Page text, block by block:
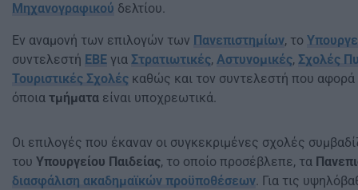
Μηχανογραφικού δελτίου.
Εν αναμονή των επιλογών των Πανεπιστημίων, το
συντελεστή ΕΒΕ για Στρατιωτικές, Αστυνομικές, Σχολές
Τουριστικές Σχολές καθώς και τον συντελεστή που
όποια τμήματα είναι υποχρεωτικά.
Οι επιλογές που έκαναν οι συγκεκριμένες σχολές
του Υπουργείου Παιδείας, το οποίο προσέβλεπε, τα
διασφάλιση ακαδημαϊκών προϋποθέσεων. Για τις